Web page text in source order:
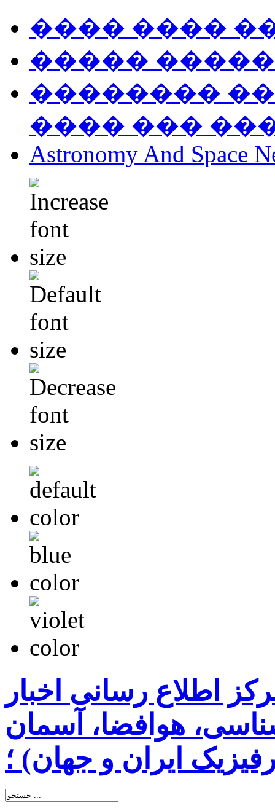
���� ����
�����
��������
���� ���
Astronomy And Space
اطلاع رسانی اخبار
هوافضا، آسمان
ایران و جهان) ؛